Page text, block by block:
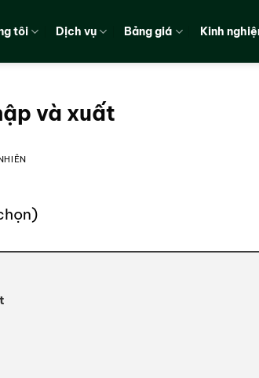
tôi Dịch vụ Bảng giá Kinh
và xuất